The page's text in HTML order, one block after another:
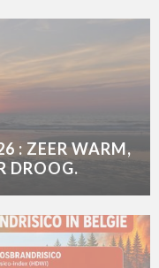
: ZEER WARM,
DROOG.